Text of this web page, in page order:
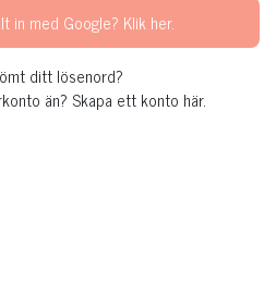
in med Google? Klik her.
ditt lösenord?
än? Skapa ett konto här.